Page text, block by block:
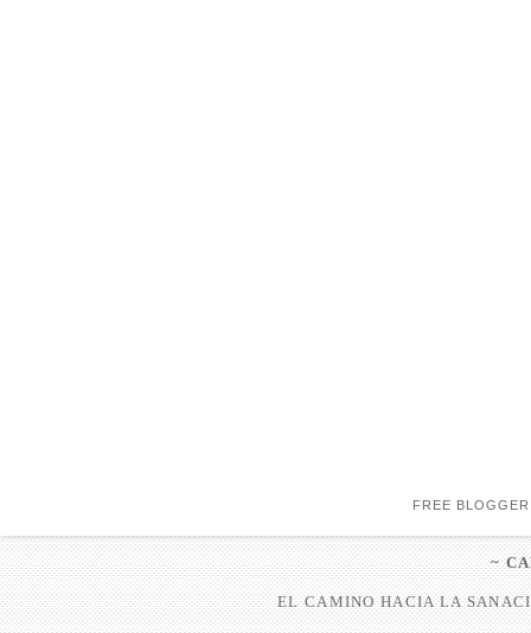
FREE
~
EL CAMINO HACIA LA